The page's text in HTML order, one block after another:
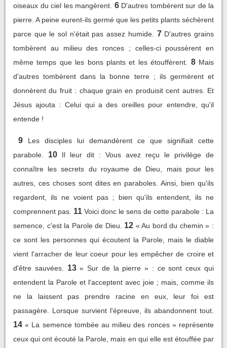
oiseaux du ciel les mangèrent. 6 D'autres tombèrent sur de la
pierre. A peine eurent-ils germé que les petits plants séchèrent
parce que le sol n'était pas assez humide.
7 D'autres grains
tombèrent au milieu des ronces ; celles-ci poussèrent en
même temps que les bons plants et les étouffèrent.
8 Mais
d'autres tombèrent dans la bonne terre ; ils germèrent et
donnèrent du fruit : chaque grain en produisit cent autres. Et
Jésus ajouta : Celui qui a des oreilles pour entendre, qu'il
entende !
9
Les disciples lui demandèrent ce que signifiait cette
parabole.
10
Il leur dit : Vous avez reçu le privilège de
connaître les secrets du royaume de Dieu, mais pour les
autres, ces choses sont dites en paraboles. Ainsi, bien qu'ils
regardent, ils ne voient pas ; bien qu'ils entendent, ils ne
comprennent pas. 11 Voici donc le sens de cette parabole : La
semence, c'est la Parole de Dieu.
12 « Au bord du chemin » :
ce sont les personnes qui écoutent la Parole, mais le diable
vient l'arracher de leur coeur pour les empêcher de croire et
d'être sauvées.
13 « Sur de la pierre » : ce sont ceux qui
entendent la Parole et l'acceptent avec joie ; mais, comme ils
ne la laissent pas prendre racine en eux, leur foi est
passagère. Lorsque survient l'épreuve, ils abandonnent tout.
14 « La semence tombée au milieu des ronces » représente
ceux qui ont écouté la Parole, mais en qui elle est étouffée par